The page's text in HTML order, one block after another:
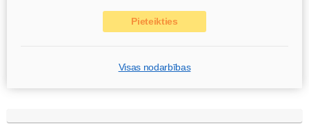
Pieteikties
Visas nodarbības